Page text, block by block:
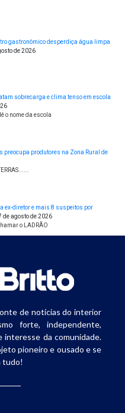
gastronômico desperdiça água limpa
de 2026
sobrecarga e clima tenso em escola
o nome da escola
preocupa produtores na Zona Rural de
ex-diretor e mais 8 suspeitos por
de agosto de 2026
o LADRÃO
de notícias do interior
forte, independente,
interesse da comunidade.
pioneiro e ousado e se
tudo!